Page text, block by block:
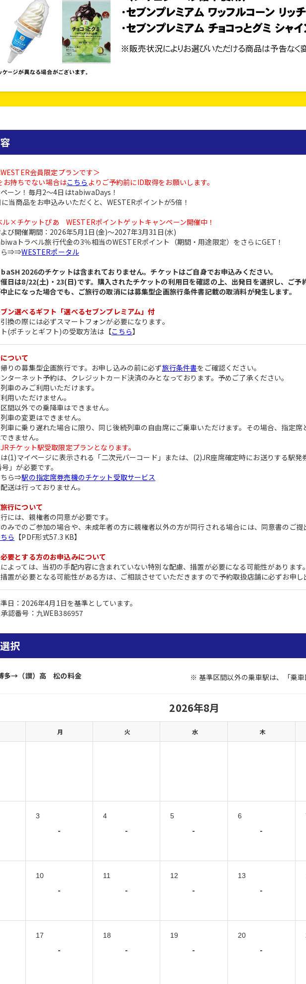
会員限定プランです＞
お持ちでない場合はこちら よりご予約前にID取得をお願いします。
ーン！毎月2～4日はtabiwaDays！
当商品をお申込みいただくと、WESTERポイントが5倍！
×チケットぴあ WESTERポイントゲットキャンペーン開催中！
び開催期間：2026年5月1日(金)～2027年3月31日(水)
トラベル旅行代金の3％相当のWESTERポイント（期間・用途限定）をさらにGET！
ら⇒⇒WESTERポータル
2026のチケットは含まれておりません。チケットはご自身でお申込みください。
日は8/22(土)・23(日)です。購入されたチケットの利用日を確認の上、出発日を選択し、ご予
止になった場合でも、ご旅行の取消には募集型企画旅行条件書記載の取消料が発生します。
ン選べるギフト「選べるセブンプレミアム」付
換の際には必ずスマートフォンが必要になります。
(ポチッとギフト)の受取方法は【こちら】
ついて
りの募集型企画旅行です。お申し込みの前に必ず旅行条件書をご確認ください。
ターネット予約は、クレジットカード決済のみとなっております。予めご了承ください。
車のみご利用いただけます。
用いただけません。
間以外での乗降車はできません。
車の変更はできません。
車に乗り遅れた場合に限り、同じ後続列車の自由席にご乗車いただけます。その場合、指定席
きません。
チケット駅受取限定プランとなります。
(1)マイページに表示される「二次元バーコード」または、(2)JR座席確定時にお送りする駅発
」が必要です。
ら⇒駅の指定席券売機のチケット受取サービス
送は行っておりません。
行について
には、親権者の同意が必要です。
みでのご参加の場合や、未成年者の方に親権者以外の方が同行される場合には、同意書のご提
ら 【PDF形式57.3 KB】
要とする方のお申込みについて
よっては、当初の手配内容に含まれていない特別な配慮、措置が必要になる可能性があります。
置が必要となる可能性がある方は、ご相談させていただきますので予約取扱店舗に必ずお申し
日：2026年4月1日を基準としています。
認番号：九WEB386957
択
多→（讃）高 松の料金 ※ 基準区間以外の乗車駅は、「乗車
2026年8月
月 火 水 木
3
-
4
-
5
-
6
-
10
-
11
-
12
-
13
-
17
-
18
-
19
-
20
-